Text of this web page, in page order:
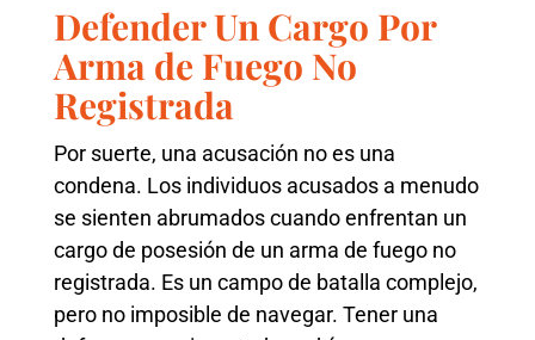
Defender Un Cargo Por
Arma de Fuego No
Registrada
Por suerte, una acusación no es una
condena. Los individuos acusados ​​a menudo
se sienten abrumados cuando enfrentan un
cargo de posesión de un arma de fuego no
registrada. Es un campo de batalla complejo,
pero no imposible de navegar. Tener una